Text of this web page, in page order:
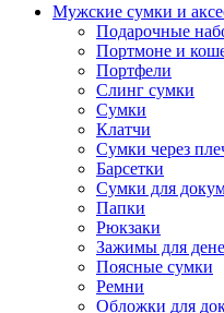
Мужские сумки и
Подарочные
Портмоне и
Портфели
Слинг сумки
Сумки
Клатчи
Сумки через
Барсетки
Сумки для
Папки
Рюкзаки
Зажимы для
Поясные сумки
Ремни
Обложки для